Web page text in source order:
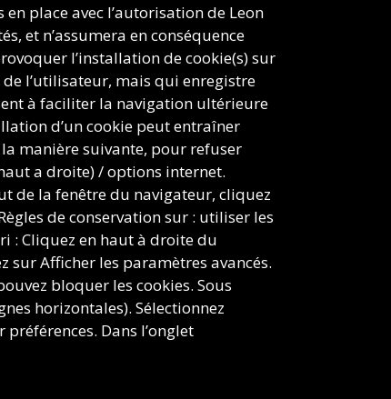
place avec l’autorisation de Leon
et n’assumera en conséquence
l’installation de cookie(s) sur
l’utilisateur, mais qui enregistre
à faciliter la navigation ultérieure
d’un cookie peut entraîner
manière suivante, pour refuser
a droite) / options internet.
de la fenêtre du navigateur, cliquez
de conservation sur : utiliser les
: Cliquez en haut à droite du
sur Afficher les paramètres avancés.
bloquer les cookies. Sous
horizontales). Sélectionnez
Dans l’onglet